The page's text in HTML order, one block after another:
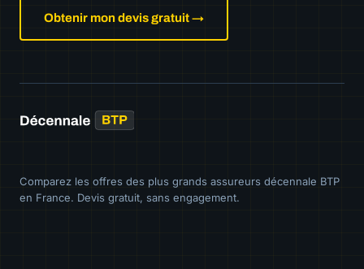
Obtenir mon devis gratuit →
Comparez les offres des plus grands assureurs décennale BTP
en France. Devis gratuit, sans engagement.